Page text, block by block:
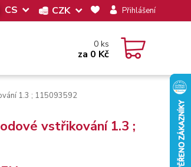
CS CZK Přihlášení
0 ks
za 0 Kč
1.3 ; 115093592
vstřikování 1.3 ;